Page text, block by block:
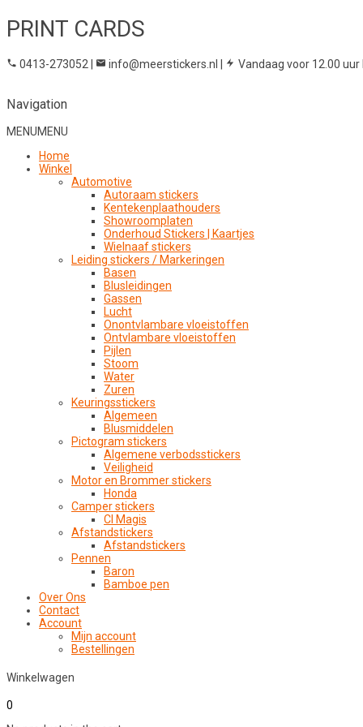
PRINT CARDS
0413-273052 | info@meerstickers.nl | Vandaag voor 12.00
Navigation
MENUMENU
Home
Winkel
Automotive
Autoraam stickers
Kentekenplaathouders
Showroomplaten
Onderhoud Stickers | Kaartjes
Wielnaaf stickers
Leiding stickers / Markeringen
Basen
Blusleidingen
Gassen
Lucht
Onontvlambare vloeistoffen
Ontvlambare vloeistoffen
Pijlen
Stoom
Water
Zuren
Keuringsstickers
Algemeen
Blusmiddelen
Pictogram stickers
Algemene verbodsstickers
Veiligheid
Motor en Brommer stickers
Honda
Camper stickers
CI Magis
Afstandstickers
Afstandstickers
Pennen
Baron
Bamboe pen
Over Ons
Contact
Account
Mijn account
Bestellingen
Winkelwagen
0